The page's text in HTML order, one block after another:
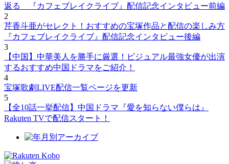
返る 『カフェブレイクライブ』配信記念インタビュー前編
2
芹香斗亜がセレクト！おすすめの宝塚作品と配信の楽しみ方
『カフェブレイクライブ』配信記念インタビュー後編
3
【中国】中華美人を勝手に厳選！ビジュアル最強女優が出演
するおすすめ中国ドラマをご紹介！
4
宝塚歌劇LIVE配信一覧ページを更新
5
【全10話一挙配信】中国ドラマ『愛を知らない僕らは』
Rakuten TVで配信スタート！